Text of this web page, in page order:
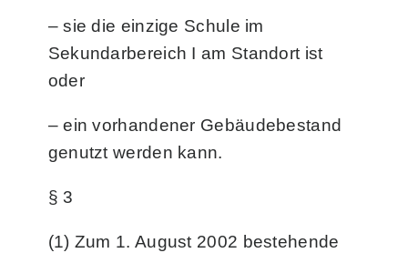
– sie die einzige Schule im
Sekundarbereich I am Standort ist
oder
– ein vorhandener Gebäudebestand
genutzt werden kann.
§ 3
(1) Zum 1. August 2002 bestehende